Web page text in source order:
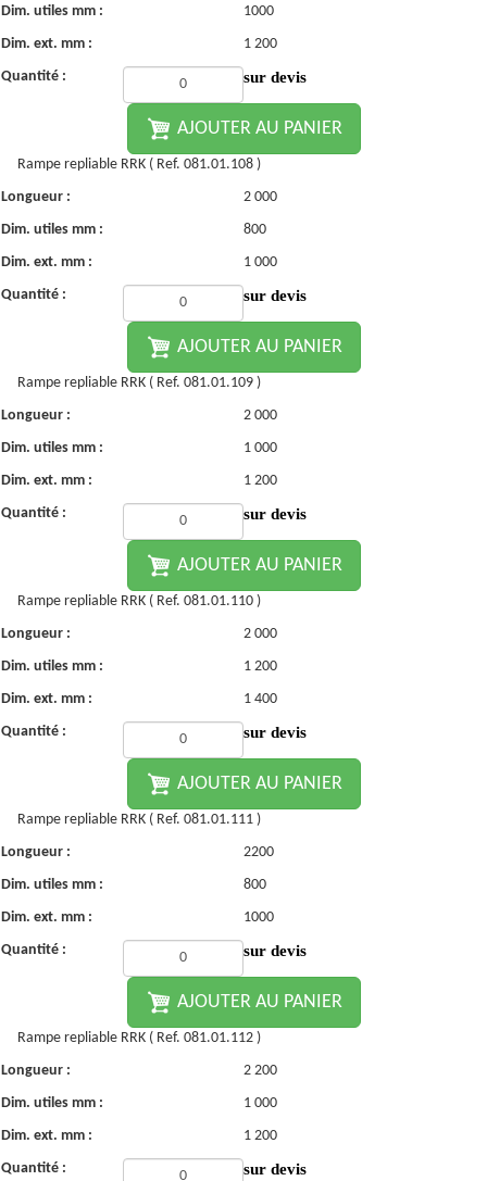
Dim. utiles mm :
1000
Dim. ext. mm :
1 200
Quantité :
sur devis
AJOUTER AU PANIER
Rampe repliable RRK ( Ref. 081.01.108 )
Longueur :
2 000
Dim. utiles mm :
800
Dim. ext. mm :
1 000
Quantité :
sur devis
AJOUTER AU PANIER
Rampe repliable RRK ( Ref. 081.01.109 )
Longueur :
2 000
Dim. utiles mm :
1 000
Dim. ext. mm :
1 200
Quantité :
sur devis
AJOUTER AU PANIER
Rampe repliable RRK ( Ref. 081.01.110 )
Longueur :
2 000
Dim. utiles mm :
1 200
Dim. ext. mm :
1 400
Quantité :
sur devis
AJOUTER AU PANIER
Rampe repliable RRK ( Ref. 081.01.111 )
Longueur :
2200
Dim. utiles mm :
800
Dim. ext. mm :
1000
Quantité :
sur devis
AJOUTER AU PANIER
Rampe repliable RRK ( Ref. 081.01.112 )
Longueur :
2 200
Dim. utiles mm :
1 000
Dim. ext. mm :
1 200
Quantité :
sur devis